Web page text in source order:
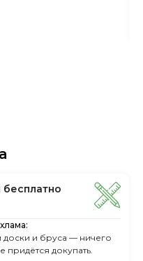
и бруса — ничего
придётся докупать.